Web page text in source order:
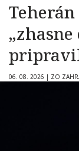
06. 08. 2026 | ZO